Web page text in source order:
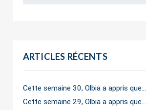
ARTICLES RÉCENTS
Cette semaine 30, Olbia a appris que…
Cette semaine 29, Olbia a appris que…